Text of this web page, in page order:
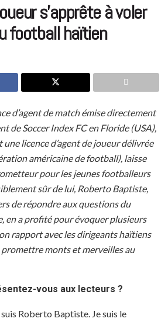
s’apprête à voler
football haïtien
d’agent de match émise directement
de Soccer Index FC en Floride (USA),
licence d’agent de joueur délivrée
américaine de football), laisse
pour les jeunes footballeurs
sûr de lui, Roberto Baptiste,
de répondre aux questions du
en a profité pour évoquer plusieurs
rapport avec les dirigeants haïtiens
monts et merveilles au
vous aux lecteurs ?
Roberto Baptiste. Je suis le